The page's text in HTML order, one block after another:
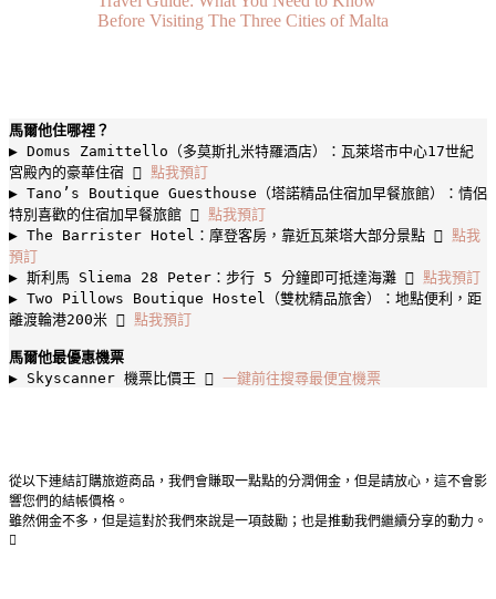
Before Visiting The Three Cities of Malta
馬爾他住哪裡？
▶︎ Domus Zamittello（多莫斯扎米特羅酒店）：瓦萊塔市中心17世紀
宮殿內的豪華住宿  點我預訂
▶︎ Tano’s Boutique Guesthouse（塔諾精品住宿加早餐旅館）：情侶
特別喜歡的住宿加早餐旅館  點我預訂
▶︎ The Barrister Hotel：摩登客房，靠近瓦萊塔大部分景點  點我
預訂
▶︎ 斯利馬 Sliema 28 Peter：步行 5 分鐘即可抵達海灘  點我預訂
▶︎ Two Pillows Boutique Hostel（雙枕精品旅舍）：地點便利，距
離渡輪港200米  點我預訂
馬爾他最優惠機票
▶︎ Skyscanner 機票比價王  一鍵前往搜尋最便宜機票
從以下連結訂購旅遊商品，我們會賺取一點點的分潤佣金，但是請放心，這不會影
響您們的結帳價格。
雖然佣金不多，但是這對於我們來說是一項鼓勵；也是推動我們繼續分享的動力。
